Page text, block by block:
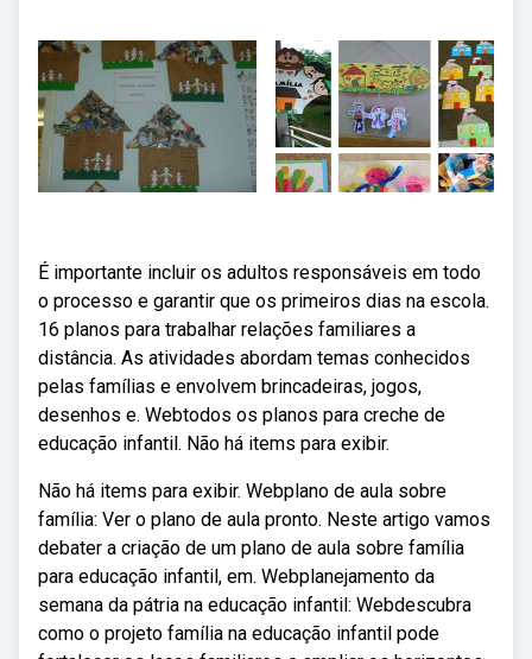
É importante incluir os adultos responsáveis em todo
o processo e garantir que os primeiros dias na escola.
16 planos para trabalhar relações familiares a
distância. As atividades abordam temas conhecidos
pelas famílias e envolvem brincadeiras, jogos,
desenhos e. Webtodos os planos para creche de
educação infantil. Não há items para exibir.
Não há items para exibir. Webplano de aula sobre
família: Ver o plano de aula pronto. Neste artigo vamos
debater a criação de um plano de aula sobre família
para educação infantil, em. Webplanejamento da
semana da pátria na educação infantil: Webdescubra
como o projeto família na educação infantil pode